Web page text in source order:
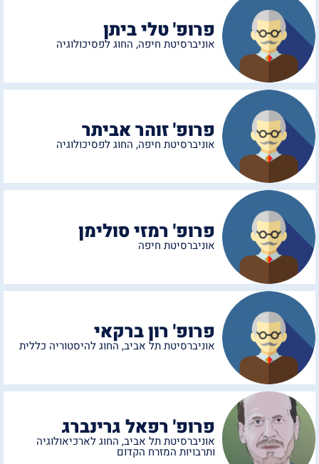
פרופ' טלי ביתן
אוניברסיטת חיפה, החוג לפסיכולוגיה
פרופ' זוהר אביתר
אוניברסיטת חיפה, החוג לפסיכולוגיה
פרופ' רמזי סולימן
אוניברסיטת חיפה
פרופ' רון ברקאי
אוניברסיטת תל אביב, החוג להיסטוריה כללית
פרופ' רפאל גרינברג
אוניברסיטת תל אביב, החוג לארכיאולוגיה
ותרבויות המזרח הקדום